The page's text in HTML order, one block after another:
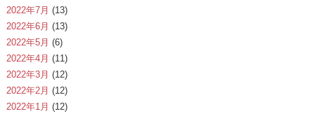
2022年7月 (13)
2022年6月 (13)
2022年5月 (6)
2022年4月 (11)
2022年3月 (12)
2022年2月 (12)
2022年1月 (12)